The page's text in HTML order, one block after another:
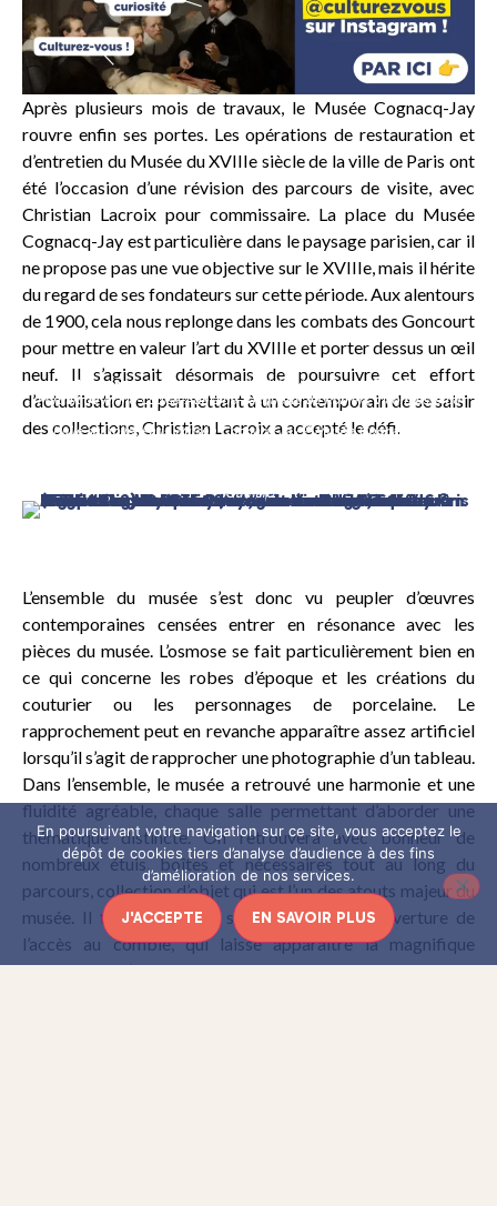
Après plusieurs mois de travaux, le Musée Cognacq-Jay
rouvre enfin ses portes. Les opérations de restauration et
d’entretien du Musée du XVIIIe siècle de la ville de Paris ont
été l’occasion d’une révision des parcours de visite, avec
Christian Lacroix pour commissaire. La place du Musée
Cognacq-Jay est particulière dans le paysage parisien, car il
ne propose pas une vue objective sur le XVIIIe, mais il hérite
du regard de ses fondateurs sur cette période. Aux alentours
de 1900, cela nous replonge dans les combats des Goncourt
pour mettre en valeur l’art du XVIIIe et porter dessus un œil
neuf. Il s’agissait désormais de poursuivre cet effort
d’actualisation en permettant à un contemporain de se saisir
des collections, Christian Lacroix a accepté le défi.
A gauche :Marie-Louise-Elisabeth Vigée-Lebrun (1755-1842)
Portrait de Marie-Louise-Adelaïde-Jacquette de Robien, Vicomtesse de
Huile sur toile, Paris, Musée Cognacq-Jay © Musée Cognacq-Jay /
Gutharc
L’ensemble du musée s’est donc vu peupler d’œuvres
contemporaines censées entrer en résonance avec les
pièces du musée. L’osmose se fait particulièrement bien en
ce qui concerne les robes d’époque et les créations du
couturier ou les personnages de porcelaine. Le
rapprochement peut en revanche apparaître assez artificiel
lorsqu’il s’agit de rapprocher une photographie d’un tableau.
Dans l’ensemble, le musée a retrouvé une harmonie et une
fluidité agréable, chaque salle permettant d’aborder une
thématique distincte. On retrouvera avec bonheur de
nombreux étuis, boîtes et nécessaires tout au long du
parcours, collection d’objet qui est l’un des atouts majeur du
musée. Il faut également s’attarder sur la réouverture de
l’accès au comble, qui laisse apparaître la magnifique
charpente de l’hôtel Donon.
En poursuivant votre navigation sur ce site, vous acceptez le
dépôt de cookies tiers d’analyse d’audience à des fins
d’amélioration de nos services.
J'ACCEPTE EN SAVOIR PLUS